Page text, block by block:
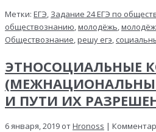
Метки: ЕГЭ, Задание 24 ЕГЭ по
обществознанию,молодёжь,
Обществознание,решу егэ,
ЭТНОСОЦИАЛЬНЫЕ
И ПУТИ ИХ
6 января, 2019 отHronoss |